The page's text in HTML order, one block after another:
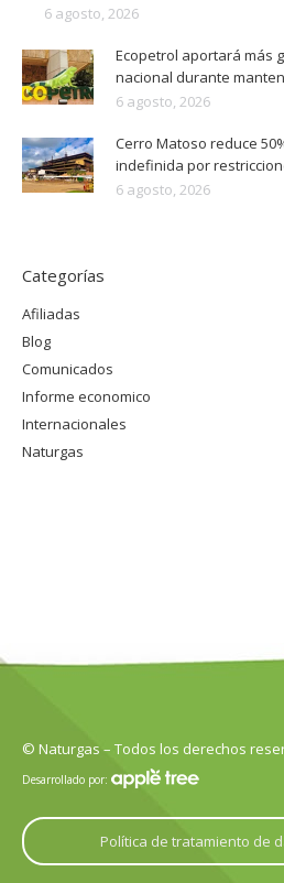
6 agosto, 2026
Ecopetrol aportará más
nacional durante
6 agosto, 2026
Cerro Matoso reduce
indefinida por
6 agosto, 2026
Categorías
Afiliadas
Blog
Comunicados
Informe economico
Internacionales
Naturgas
© Naturgas – Todos los derechos
Desarrollado por:
Política de tratamiento de